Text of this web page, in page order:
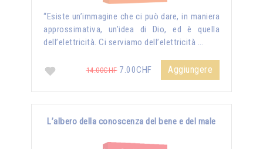
“Esiste un’immagine che ci può dare, in maniera
approssimativa, un’idea di Dio, ed è quella
dell’elettricità. Ci serviamo dell’elettricità …
14.00CHF7.00CHF Aggiungere
L’albero della conoscenza del bene e del male